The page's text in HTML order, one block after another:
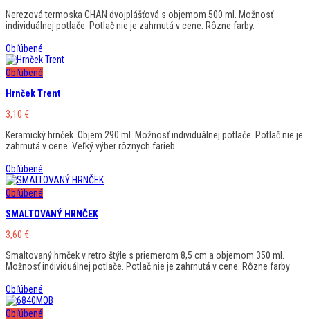
Nerezová termoska CHAN dvojplášťová s objemom 500 ml. Možnosť
individuálnej potlače. Potlač nie je zahrnutá v cene. Rôzne farby.
Obľúbené
Obľúbené
Hrnček Trent
3,10 €
Keramický hrnček. Objem 290 ml. Možnosť individuálnej potlače. Potlač nie je
zahrnutá v cene. Veľký výber rôznych farieb.
Obľúbené
Obľúbené
SMALTOVANÝ HRNČEK
3,60 €
Smaltovaný hrnček v retro štýle s priemerom 8,5 cm a objemom 350 ml.
Možnosť individuálnej potlače. Potlač nie je zahrnutá v cene. Rôzne farby
Obľúbené
Obľúbené